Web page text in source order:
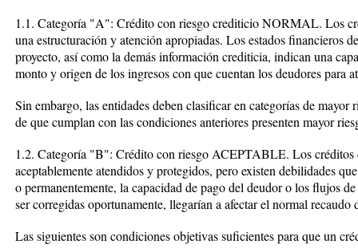
1.1. Categoría "A": Crédito con riesgo crediticio NORMAL. Los
una estructuración y atención apropiadas. Los estados financieros
proyecto, así como la demás información crediticia, indican una
monto y origen de los ingresos con que cuentan los deudores para
Sin embargo, las entidades deben clasificar en categorías de mayor
de que cumplan con las condiciones anteriores presenten mayor
1.2. Categoría "B": Crédito con riesgo ACEPTABLE. Los créditos
aceptablemente atendidos y protegidos, pero existen debilidades
o permanentemente, la capacidad de pago del deudor o los flujos
ser corregidas oportunamente, llegarían a afectar el normal recaudo
Las siguientes son condiciones objetivas suficientes para que un